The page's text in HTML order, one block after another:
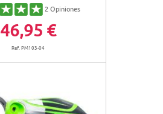
2 Opiniones
46,95 €
Ref. PM103-04